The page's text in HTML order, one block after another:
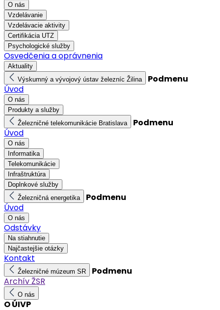
O nás
Vzdelávanie
Vzdelávacie aktivity
Certifikácia UTZ
Psychologické služby
Osvedčenia a oprávnenia
Aktuality
Výskumný a vývojový ústav železníc Žilina
Podmenu
Úvod
O nás
Produkty a služby
Železničné telekomunikácie Bratislava
Podmenu
Úvod
O nás
Informatika
Telekomunikácie
Infraštruktúra
Doplnkové služby
Železničná energetika
Podmenu
Úvod
O nás
Odstávky
Na stiahnutie
Najčastejšie otázky
Kontakt
Železničné múzeum SR
Podmenu
Archív ŽSR
O nás
O ÚIVP